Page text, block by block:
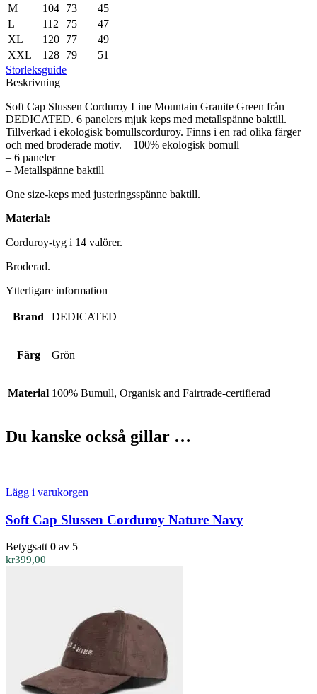
M
104 73
45
L
112 75
47
XL
120 77
49
XXL
128 79
51
Storleksguide
Beskrivning
Soft Cap Slussen Corduroy Line Mountain Granite Green från
DEDICATED. 6 panelers mjuk keps med metallspänne baktill.
Tillverkad i ekologisk bomullscorduroy. Finns i en rad olika färger
och med broderade motiv. – 100% ekologisk bomull
– 6 paneler
– Metallspänne baktill
One size-keps med justeringsspänne baktill.
Material:
Corduroy-tyg i 14 valörer.
Broderad.
Ytterligare information
Brand DEDICATED
Färg Grön
Material 100% Bumull, Organisk and Fairtrade-certifierad
Du kanske också gillar …
Lägg i varukorgen
Soft Cap Slussen Corduroy Nature Navy
Betygsatt 0 av 5
kr399,00